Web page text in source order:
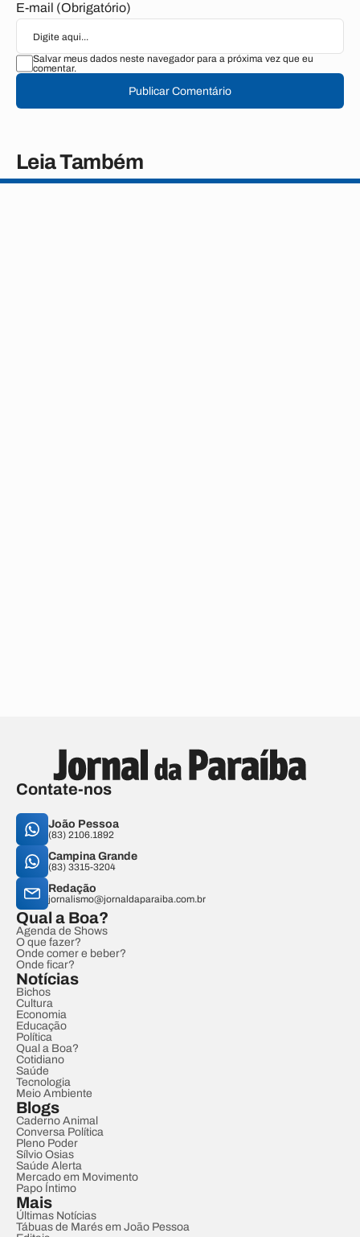
E-mail (Obrigatório)
Salvar meus dados neste navegador para a próxima vez que eu
comentar.
Publicar Comentário
Leia Também
Contate-nos
João Pessoa
(83) 2106.1892
Campina Grande
(83) 3315-3204
Redação
jornalismo@jornaldaparaiba.com.br
Qual a Boa?
Agenda de Shows
O que fazer?
Onde comer e beber?
Onde ficar?
Notícias
Bichos
Cultura
Economia
Educação
Política
Qual a Boa?
Cotidiano
Saúde
Tecnologia
Meio Ambiente
Blogs
Caderno Animal
Conversa Política
Pleno Poder
Sílvio Osias
Saúde Alerta
Mercado em Movimento
Papo Íntimo
Mais
Últimas Notícias
Tábuas de Marés em João Pessoa